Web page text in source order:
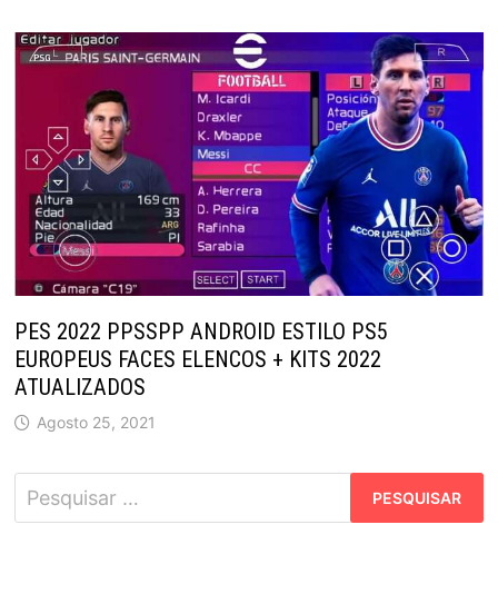
PES 2022 PPSSPP ANDROID ESTILO PS5
EUROPEUS FACES ELENCOS + KITS 2022
ATUALIZADOS
Agosto 25, 2021
Pesquisar
por: